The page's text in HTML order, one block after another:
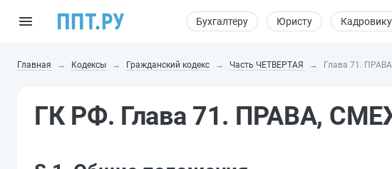
Бухгалтеру Юристу Кадровику
Главная Кодексы Гражданский кодекс Часть ЧЕТВЕРТАЯ Глава 71.
ГК РФ. Глава 71. ПРАВА,